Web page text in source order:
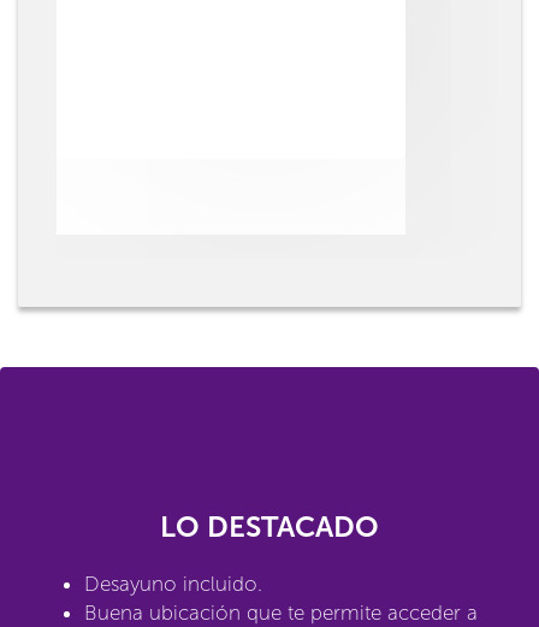
LO DESTACADO
Desayuno incluido.
Buena ubicación que te permite acceder a